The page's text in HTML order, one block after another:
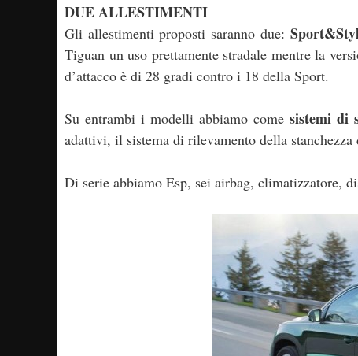
DUE ALLESTIMENTI
Gli allestimenti proposti saranno due:
Tiguan un uso prettamente stradale mentre la
d’attacco è di 28 gradi contro i 18 della Sport.
Su entrambi i modelli abbiamo comesistemi di
adattivi, il sistema di rilevamento della
Di serie abbiamo Esp, sei airbag, climatizzatore,